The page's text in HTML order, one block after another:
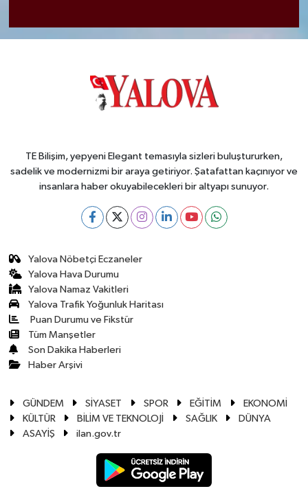
TE Bilişim, yepyeni Elegant temasıyla sizleri buluştururken,
sadelik ve modernizmi bir araya getiriyor. Şatafattan kaçınıyor ve
insanlara haber okuyabilecekleri bir altyapı sunuyor.
Yalova Nöbetçi Eczaneler
Yalova Hava Durumu
Yalova Namaz Vakitleri
Yalova Trafik Yoğunluk Haritası
Puan Durumu ve Fikstür
Tüm Manşetler
Son Dakika Haberleri
Haber Arşivi
GÜNDEM SİYASET SPOR EĞİTİM
EKONOMİ
KÜLTÜR
BİLİM VE TEKNOLOJİ SAĞLIK
DÜNYA
ASAYİŞ
ilan.gov.tr